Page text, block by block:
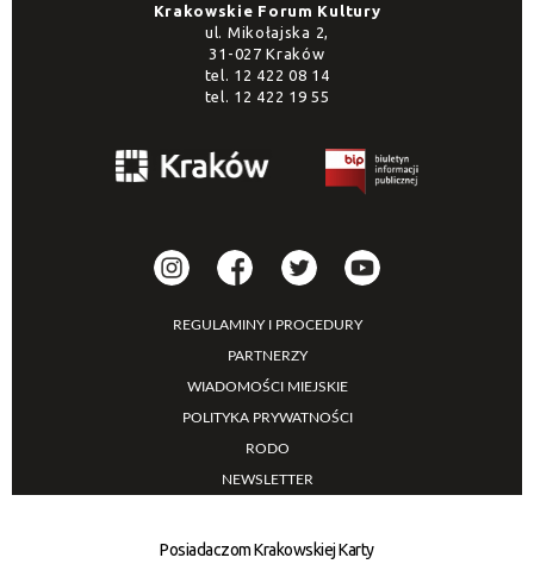
Krakowskie Forum Kultury
ul. Mikołajska 2,
31-027 Kraków
tel. 12 422 08 14
tel. 12 422 19 55
REGULAMINY I PROCEDURY
PARTNERZY
WIADOMOŚCI MIEJSKIE
POLITYKA PRYWATNOŚCI
RODO
NEWSLETTER
Posiadaczom Krakowskiej Karty